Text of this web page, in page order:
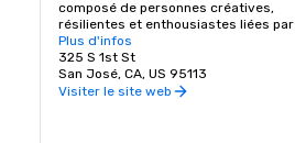
composé de personnes créatives,
résilientes et enthousiastes liées par
l'amour de la musique. Elle est fière
d'avoir élu domicile à San Jose et
d'adopter la culture innovante et
diversifiée de notre communauté en
Plus d'infos
325 S 1st St
San José, CA, US 95113
Visiter le site web